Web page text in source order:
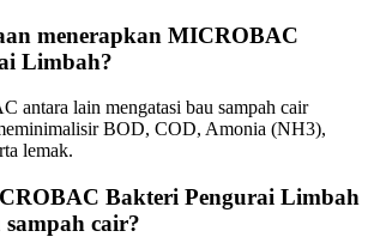
menerapkan MICROBAC
Limbah?
antara lain mengatasi bau sampah cair
BOD, COD, Amonia (NH3),
lemak.
Bakteri Pengurai Limbah
cair?